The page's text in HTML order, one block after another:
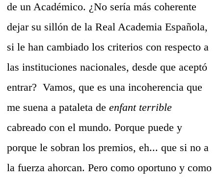
de un Académico. ¿No sería más coherente
dejar su sillón de la Real Academia Española,
si le han cambiado los criterios con respecto a
las instituciones nacionales, desde que aceptó
entrar? Vamos, que es una incoherencia que
me suena a pataleta de enfant terrible
cabreado con el mundo. Porque puede y
porque le sobran los premios, eh... que si no a
la fuerza ahorcan. Pero como oportuno y como